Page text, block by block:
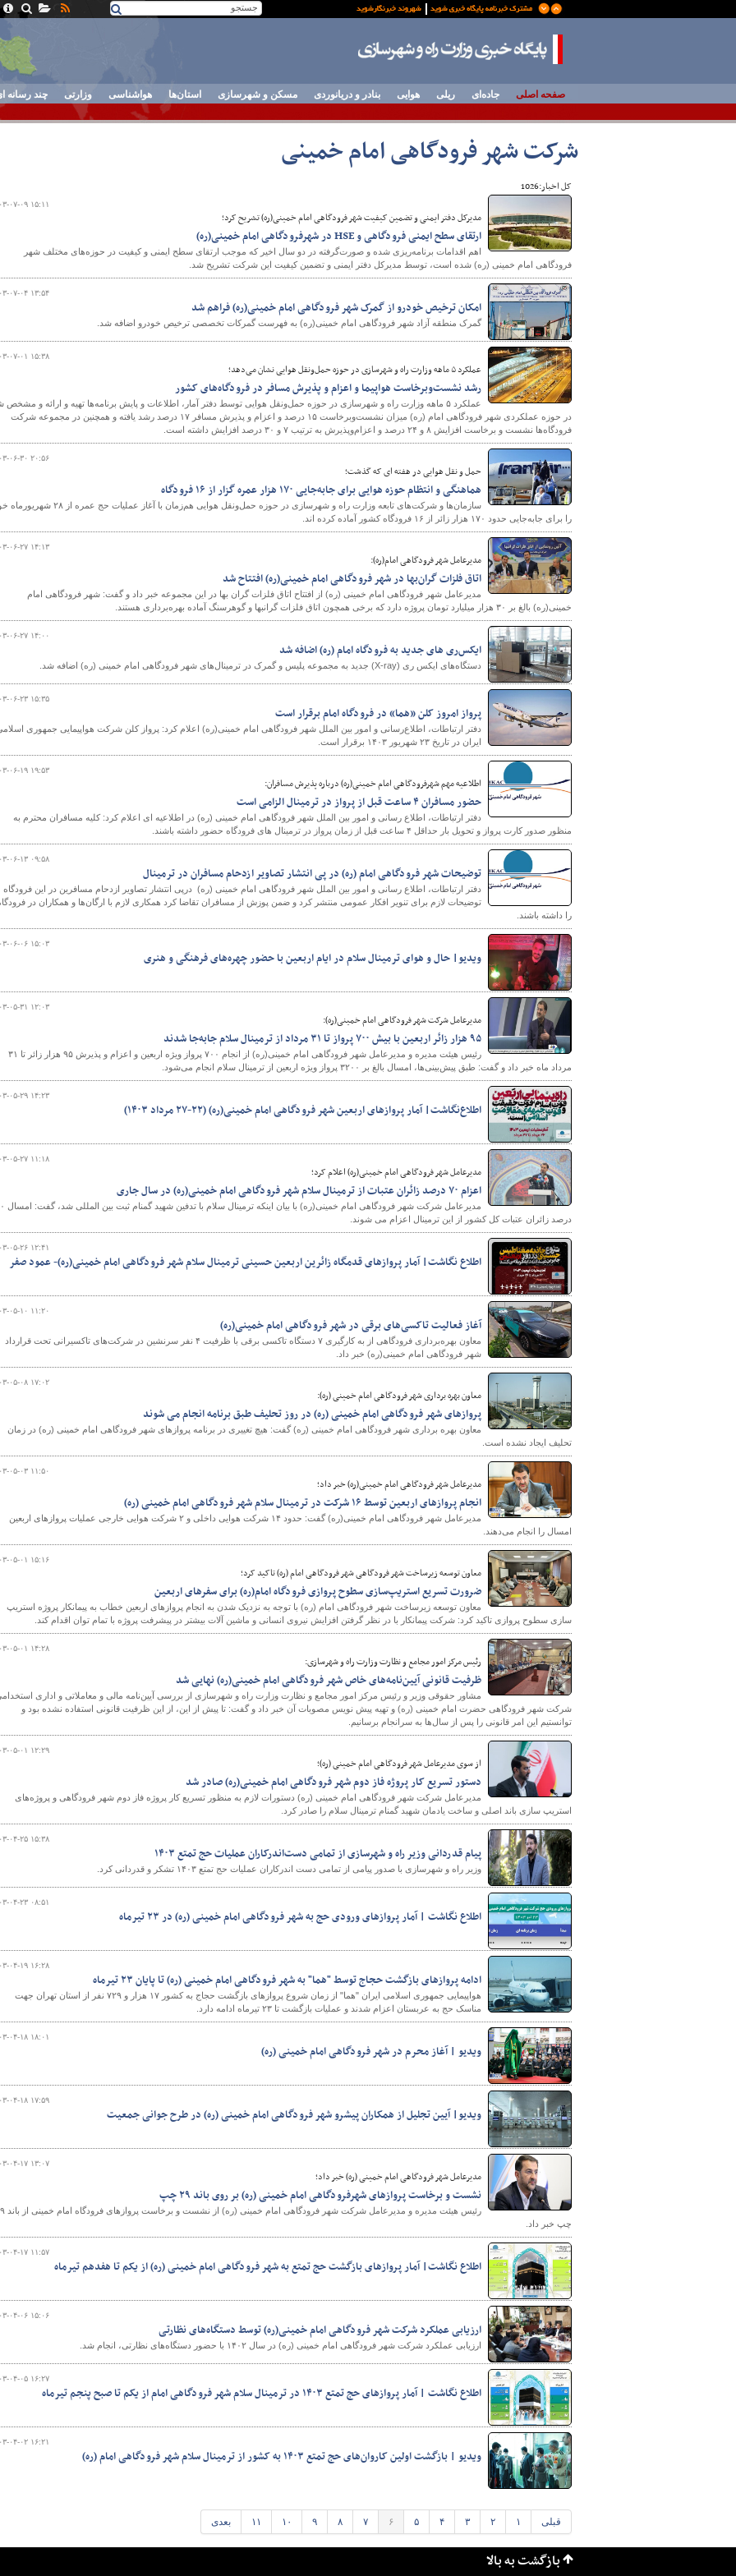
پایگاه خبری وزارت راه و
شهرسازی
صفحه اصلی جاده‌ای ریلی هوایی بنادر و دریانوردی مسکن و شهرسازی استان‌ها هواشناسی وزارتی چند رسانه
شرکت شهر فرودگاهی امام خمینی
کل اخبار:1026
۱۴۰۳-۰۷-۰۹
مدیرکل دفتر ایمنی و تضمین کیفیت شهر فرودگاهی امام خمینی(ره) تشریح کرد؛
ارتقای سطح ایمنی فرودگاهی و HSE در شهرفرودگاهی امام خمینی(ره)
اهم اقدامات برنامه‌ریزی شده و صورت‌گرفته در دو سال اخیر که موجب ارتقای سطح ایمنی و کیفیت در حوزه‌های مختلف شهر
فرودگاهی امام خمینی (ره) شده است، توسط مدیرکل دفتر ایمنی و تضمین کیفیت این شرکت تشریح شد.
۱۴۰۳-۰۷-۰۴
امکان ترخیص خودرو از گمرک شهر فرودگاهی امام خمینی(ره) فراهم شد
گمرک منطقه آزاد شهر فرودگاهی امام خمینی(ره) به فهرست گمرکات تخصصی ترخیص خودرو اضافه شد.
۱۴۰۳-۰۷-۰۱
عملکرد ۵ ماهه وزارت راه و شهرسازی در حوزه حمل‌ونقل هوایی نشان می‌دهد؛
رشد نشست‌وبرخاست هواپیما و اعزام و پذیرش مسافر در فرودگاه‌های کشور
عملکرد ۵ ماهه وزارت راه و شهرسازی در حوزه حمل‌ونقل هوایی توسط دفتر آمار، اطلاعات و پایش برنامه‌ها تهیه و ارائه و مشخص
در حوزه عملکردی شهر فرودگاهی امام (ره) میزان نشست‌وبرخاست ۱۵ درصد و اعزام و پذیرش مسافر ۱۷ درصد رشد یافته و همچنین در مجموعه شرکت
فرودگاه‌ها نشست و برخاست افزایش ۸ و ۲۴ درصد و اعزام‌وپذیرش به ترتیب ۷ و ۳۰ درصد افزایش داشته است.
۱۴۰۳-۰۶-۳۰
حمل و نقل هوایی در هفته ای که گذشت؛
هماهنگی و انتظام حوزه هوایی برای جابه‌جایی ۱۷۰ هزار عمره گزار از ۱۶ فرودگاه
سازمان‌ها و شرکت‌های تابعه وزارت راه و شهرسازی در حوزه حمل‌ونقل هوایی هم‌زمان با آغاز عملیات حج عمره از ۲۸
را برای جابه‌جایی حدود ۱۷۰ هزار زائر از ۱۶ فرودگاه کشور آماده کرده اند.
۱۴۰۳-۰۶-۲۷
مدیرعامل شهر فرودگاهی امام(ره):
اتاق فلزات گران‌بها در شهر فرودگاهی امام خمینی(ره) افتتاح شد
مدیرعامل شهر فرودگاهی امام خمینی (ره) از افتتاح اتاق فلزات گران بها در این مجموعه خبر داد و گفت: شهر فرودگاهی امام
خمینی(ره) بالغ بر ۳۰ هزار میلیارد تومان پروژه دارد که برخی همچون اتاق فلزات گرانبها و گوهرسنگ آماده بهره‌برداری هستند.
۱۴۰۳-۰۶-۲۷
ایکس‌ری های جدید به فرودگاه امام (ره) اضافه شد
دستگاه‌های ایکس ری (X-ray) جدید به مجموعه پلیس و گمرک در ترمینال‌های شهر فرودگاهی امام خمینی (ره) اضافه شد.
۱۴۰۳-۰۶-۲۳
پرواز امروز کلن «هما» در فرودگاه امام برقرار است
دفتر ارتباطات، اطلاع‌رسانی و امور بین الملل شهر فرودگاهی امام خمینی(ره) اعلام کرد: پرواز کلن شرکت هواپیمایی جمهوری
ایران در تاریخ ۲۳ شهریور ۱۴۰۳ برقرار است.
۱۴۰۳-۰۶-۱۹
اطلاعیه مهم شهرفرودگاهی امام خمینی(ره) درباره پذیرش مسافران:
حضور مسافران ۴ ساعت قبل از پرواز در ترمینال الزامی است
دفتر ارتباطات، اطلاع رسانی و امور بین الملل شهر فرودگاهی امام خمینی (ره) در اطلاعیه ای اعلام کرد: کلیه مسافران محترم به
منظور صدور کارت پرواز و تحویل بار حداقل ۴ ساعت قبل از زمان پرواز در ترمینال های فرودگاه حضور داشته باشند.
۱۴۰۳-۰۶-۱۳
توضیحات شهر فرودگاهی امام (ره) در پی انتشار تصاویر ازدحام مسافران در ترمینال
دفتر ارتباطات، اطلاع رسانی و امور بین الملل شهر فرودگاهی امام خمینی (ره) درپی انتشار تصاویر ازدحام مسافرین در این فرودگاه
توضیحات لازم برای تنویر افکار عمومی منتشر کرد و ضمن پوزش از مسافران تقاضا کرد همکاری لازم با ارگان‌ها و همکاران در
را داشته باشند.
۱۴۰۳-۰۶-۰۶
ویدیو| حال و هوای ترمینال سلام در ایام اربعین با حضور چهره‌های فرهنگی و هنری
۱۴۰۳-۰۵-۳۱
مدیرعامل شرکت شهر فرودگاهی امام خمینی(ره):
۹۵ هزار زائر اربعین با بیش ۷۰۰ پرواز تا ۳۱ مرداد از ترمینال سلام جابه‌جا شدند
رئیس هیئت مدیره و مدیرعامل شهر فرودگاهی امام خمینی(ره) از انجام ۷۰۰ پرواز ویژه اربعین و اعزام و پذیرش ۹۵ هزار زائر تا ۳۱
مرداد ماه خبر داد و گفت: طبق پیش‌بینی‌ها، امسال بالغ بر ۳۲۰۰ پرواز ویژه اربعین از ترمینال سلام انجام می‌شود.
۱۴۰۳-۰۵-۲۹
اطلاع‌نگاشت| آمار پروازهای اربعین شهر فرودگاهی امام خمینی(ره) (۲۲-۲۷ مرداد ۱۴۰۳)
۱۴۰۳-۰۵-۲۷
مدیرعامل شهر فرودگاهی امام خمینی(ره) اعلام کرد؛
اعزام ۷۰ درصد زائران عتبات از ترمینال سلام شهر فرودگاهی امام خمینی(ره) در سال جاری
مدیرعامل شرکت شهر فرودگاهی
درصد زائران عتبات کل کشور از این ترمینال اعزام می شوند.
۱۴۰۳-۰۵-۲۶
اطلاع نگاشت| آمار پروازهای قدمگاه زائرین اربعین حسینی ترمینال سلام شهر فرودگاهی امام خمینی(ره)- عمود صفر
۱۴۰۳-۰۵-۱۰
آغاز فعالیت تاکسی‌های برقی در شهر فرودگاهی امام خمینی(ره)
معاون بهره‌برداری فرودگاهی از به کارگیری ۷ دستگاه تاکسی برقی با ظرفیت ۴ نفر سرنشین در شرکت‌های تاکسیرانی تحت قرارداد
شهر فرودگاهی امام خمینی(ره) خبر داد.
۱۴۰۳-۰۵-۰۸
معاون بهره برداری شهر فرودگاهی امام خمینی (ره):
پروازهای شهر فرودگاهی امام خمینی (ره) در روز تحلیف طبق برنامه انجام می شوند
معاون بهره برداری شهر فرودگاهی امام خمینی (ره) گفت: هیچ تغییری در برنامه پروازهای شهر فرودگاهی امام خمینی (ره) در زمان
تحلیف ایجاد نشده است.
۱۴۰۳-۰۵-۰۳
مدیرعامل شهر فرودگاهی امام خمینی(ره) خبر داد؛
انجام پروازهای اربعین توسط ۱۶ شرکت در ترمینال سلام شهر فرودگاهی امام خمینی (ره)
مدیرعامل شهر فرودگاهی امام خمینی(ره) گفت: حدود ۱۴ شرکت هوایی داخلی و ۲ شرکت هوایی خارجی عملیات پروازهای اربعین
امسال را انجام می‌دهند.
۱۴۰۳-۰۵-۰۱
معاون توسعه زیرساخت شهر فرودگاهی شهر فرودگاهی امام (ره) تاکید کرد؛
ضرورت تسریع استریپ‌سازی سطوح پروازی فرودگاه امام(ره) برای سفرهای اربعین
معاون توسعه زیرساخت شهر فرودگاهی امام (ره) با توجه به نزدیک شدن به انجام پروازهای اربعین خطاب به پیمانکار پروژه استریپ
سازی سطوح پروازی تاکید کرد: شرکت پیمانکار با در نظر گرفتن افزایش نیروی انسانی و ماشین آلات بیشتر در پیشرفت پروژه با تمام توان اقدام کند.
۱۴۰۳-۰۵-۰۱
رئیس مرکز امور مجامع و نظارت وزارت راه و شهرسازی:
ظرفیت قانونی آیین‌نامه‌های خاص شهر فرودگاهی امام خمینی(ره) نهایی شد
مشاور حقوقی وزیر و رئیس مرکز امور مجامع و نظارت وزارت راه و شهرسازی از بررسی آیین‌نامه مالی و معاملاتی و اداری
شرکت شهر فرودگاهی حضرت امام خمینی (ره) و تهیه پیش نویس مصوبات آن خبر داد و گفت: تا پیش از این، از این ظرفیت قانونی استفاده نشده بود و
توانستیم این امر قانونی را پس از سال‌ها به سرانجام برسانیم.
۱۴۰۳-۰۵-۰۱
از سوی مدیرعامل شهر فرودگاهی امام خمینی (ره)؛
دستور تسریع کار پروژه فاز دوم شهر فرودگاهی امام خمینی(ره) صادر شد
مدیرعامل شرکت شهر فرودگاهی امام خمینی (ره) دستورات لازم به منظور تسریع کار پروژه فاز دوم شهر فرودگاهی و پروژه‌های
استریپ سازی باند اصلی و ساخت یادمان شهید گمنام ترمینال سلام را صادر کرد.
۱۴۰۳-۰۴-۲۵
پیام قدردانی وزیر راه و شهرسازی از تمامی دست‌اندرکاران عملیات حج تمتع ۱۴۰۳
وزیر راه و شهرسازی با صدور پیامی از تمامی دست اندرکاران عملیات حج تمتع ۱۴۰۳ تشکر و قدردانی کرد.
۱۴۰۳-۰۴-۲۳
اطلاع نگاشت | آمار پروازهای ورودی حج به شهر فرودگاهی امام خمینی (ره) در ۲۳ تیرماه
۱۴۰۳-۰۴-۱۹
ادامه پروازهای بازگشت حجاج توسط "هما" به شهر فرودگاهی امام خمینی (ره) تا پایان ۲۳ تیرماه
هواپیمایی جمهوری اسلامی ایران "هما" از زمان شروع پروازهای بازگشت حجاج به کشور ۱۷ هزار و ۷۲۹ نفر از استان تهران جهت
مناسک حج به عربستان اعزام شدند و عملیات بازگشت تا ۲۳ تیرماه ادامه دارد.
۱۴۰۳-۰۴-۱۸
ویدیو | آغاز محرم در شهر فرودگاهی امام خمینی (ره)
۱۴۰۳-۰۴-۱۸
ویدیو| آیین تجلیل از همکاران پیشرو شهر فرودگاهی امام خمینی (ره) در طرح جوانی جمعیت
۱۴۰۳-۰۴-۱۷
مدیرعامل شهر فرودگاهی امام خمینی (ره) خبر داد؛
نشست و برخاست پروازهای شهرفرودگاهی امام خمینی (ره) بر روی باند ۲۹ چپ
رئیس هیئت مدیره و مدیرعامل شرکت شهر
چپ خبر داد.
۱۴۰۳-۰۴-۱۷
اطلاع نگاشت| آمار پروازهای بازگشت حج تمتع به شهر فرودگاهی امام خمینی (ره) از یکم تا هفدهم تیرماه
۱۴۰۳-۰۴-۰۶
ارزیابی عملکرد شرکت شهر فرودگاهی امام خمینی(ره) توسط دستگاه‌های نظارتی
ارزیابی عملکرد شرکت شهر فرودگاهی امام خمینی (ره) در سال ۱۴۰۲ با حضور دستگاه‌های نظارتی، انجام شد.
۱۴۰۳-۰۴-۰۵
اطلاع نگاشت | آمار پروازهای حج تمتع ۱۴۰۳ در ترمینال سلام شهر فرودگاهی امام از یکم تا صبح پنجم تیرماه
۱۴۰۳-۰۴-۰۲
ویدیو | بازگشت اولین کاروان‌های حج تمتع ۱۴۰۳ به کشور از ترمینال سلام شهر فرودگاهی امام (ره)
قبلی ۱ ۲ ۳ ۴ ۵ ۶ ۷ ۸ ۹ ۱۰ ۱۱ بعدی
بازگشت به بالا